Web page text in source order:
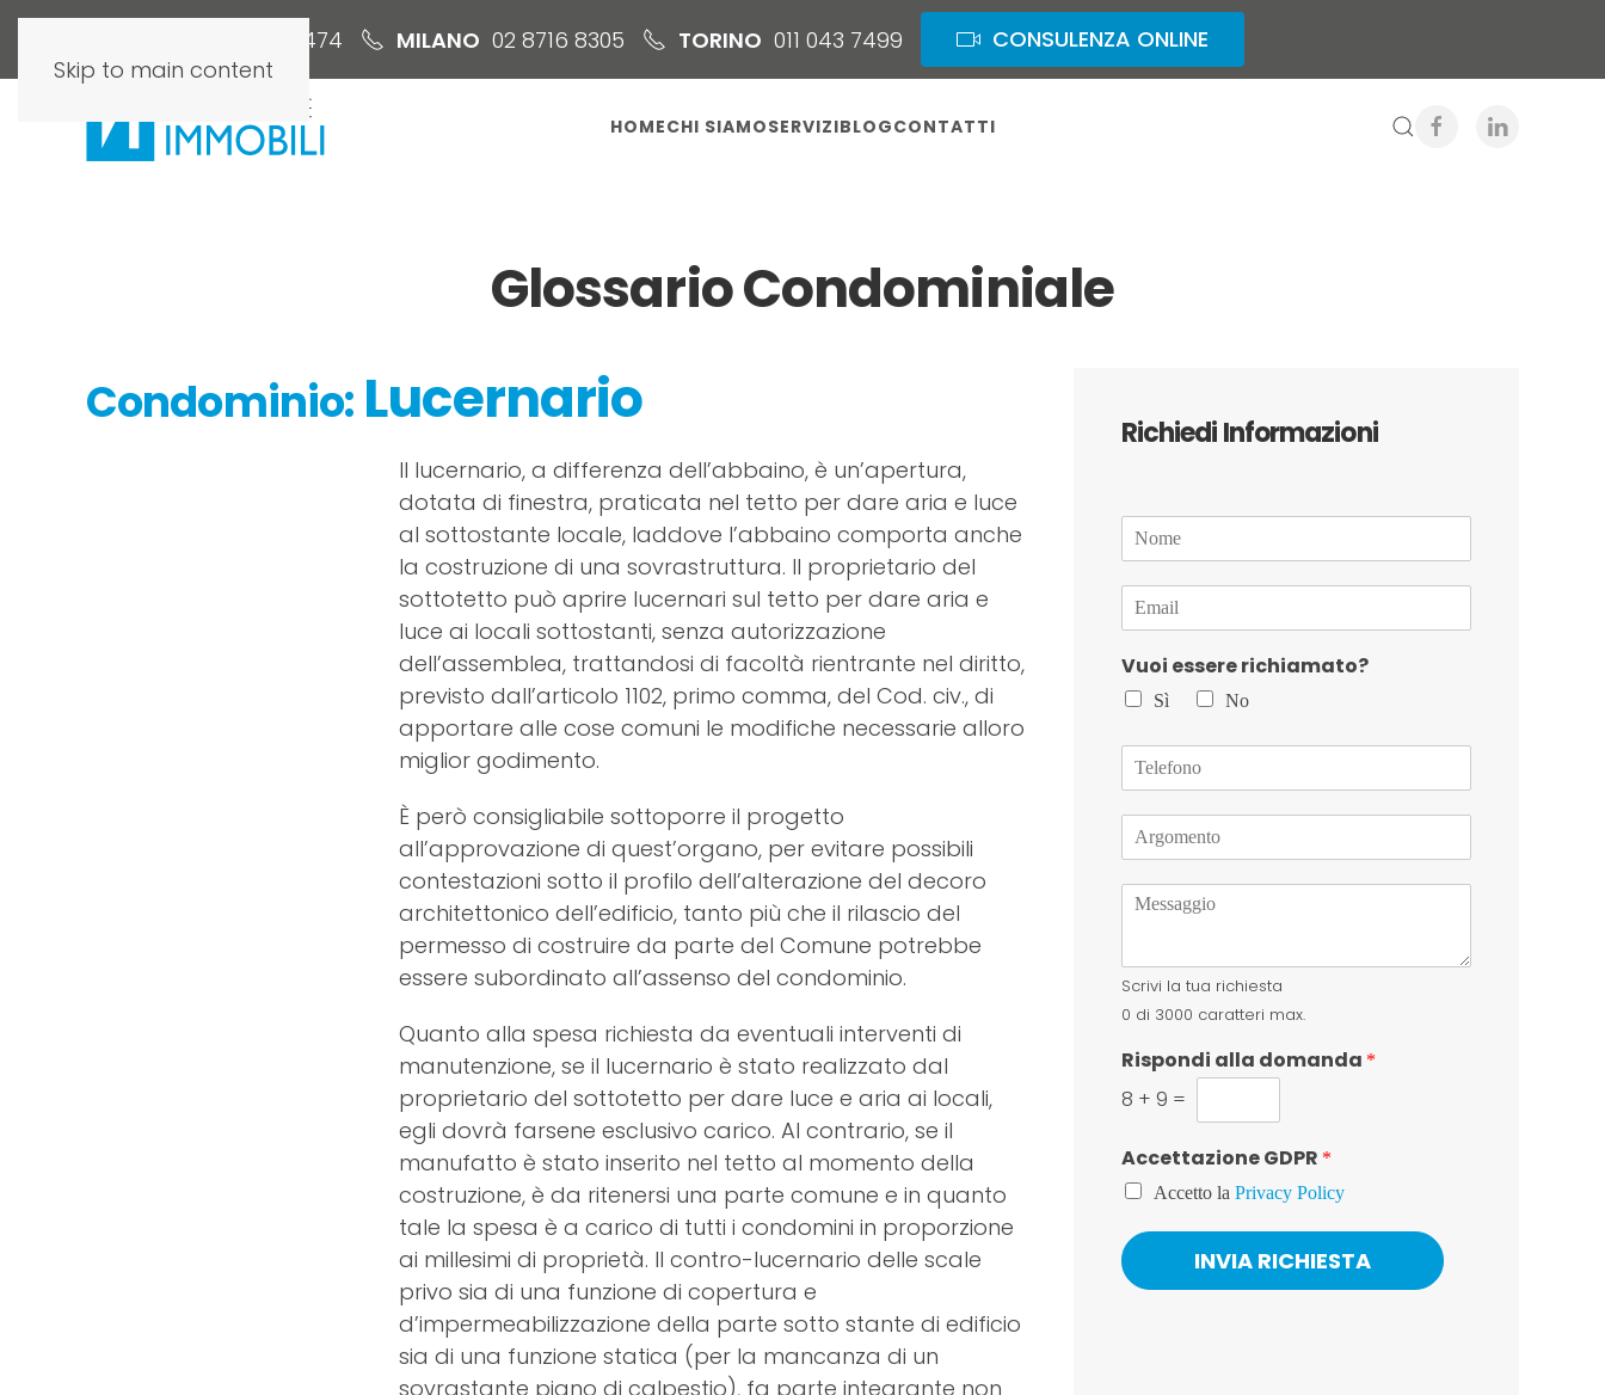
Skip to main content
06 6579 3474 MILANO 02 8716 8305 TORINO 011 043 7499 CONSULENZA ONLINE
HOMECHI SIAMOSERVIZIBLOGCONTATTI
Glossario Condominiale
Condominio: Lucernario
Il lucernario, a differenza dell’abbaino, è un’apertura,
dotata di finestra, praticata nel tetto per dare aria e luce
al sottostante locale, laddove l’abbai­no comporta anche
la costruzione di una sovrastruttura. Il proprietario del
sottotetto può aprire lucernari sul tetto per dare aria e
luce ai locali sotto­stanti, senza autorizzazione
dell’assemblea, trattandosi di facoltà rientran­te nel diritto,
previsto dall’articolo 1102, primo comma, del Cod. civ., di
apportare alle cose comuni le modifiche necessarie alloro
miglior godimento.
È però consigliabile sottoporre il progetto
all’approvazione di quest’organo, per evitare possibili
contestazio­ni sotto il profilo dell’alterazione del decoro
architettonico dell’edificio, tanto più che il rilascio del
permesso di costruire da parte del Comune potreb­be
essere subordinato all’assenso del condominio.
Quanto alla spesa richiesta da eventuali interventi di
manutenzione, se il lucernario è stato realizzato dal
proprietario del sottotetto per dare luce e aria ai locali,
egli dovrà farsene esclusivo carico. Al contrario, se il
manufatto è stato inserito nel tetto al momento della
costruzione, è da ritenersi una parte comune e in quanto
tale la spesa è a carico di tutti i condomini in proporzione
ai millesimi di proprietà. Il contro-lucernario delle scale
privo sia di una funzione di copertura e
d’impermeabilizzazione della parte sotto stante di edificio
sia di una funzione statica (per la mancanza di un
sovrastante piano di calpestio), fa parte integrante non
Richiedi Informazioni
N
E
m
i
l
Vuoi essere richiamato?
Sì No
T
A
n
t
o
M
s
a
g
i
o
*
Scrivi la tua richiesta
0 di 3000 caratteri max.
Rispondi alla domanda *
8 + 9 =
Accettazione GDPR *
Accetto la Privacy Policy
INVIA RICHIESTA